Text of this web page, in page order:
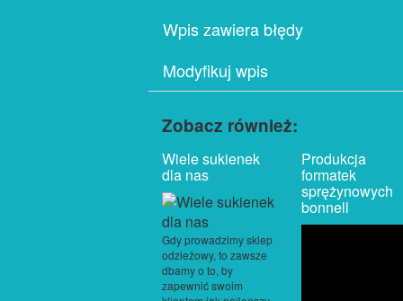
Wpis zawiera błędy
Modyfikuj wpis
Zobacz również:
Wiele sukienek
dla nas
Gdy prowadzimy sklep
odzieżowy, to zawsze
dbamy o to, by
zapewnić swoim
Produkcja
formatek
sprężynowych
bonnell